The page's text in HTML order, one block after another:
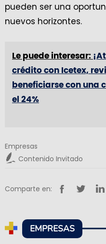
pueden ser una
nuevos horizontes.
Le puede interesar:
crédito con Icetex,
beneficiarse con una
el 24%
Empresas
Contenido Invitado
Comparte en:
EMPRESAS